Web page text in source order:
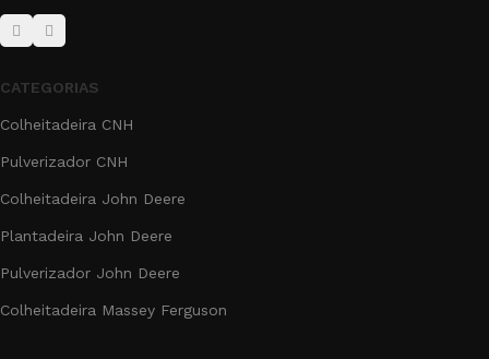
CATEGORIAS
Colheitadeira CNH
Pulverizador CNH
Colheitadeira John Deere
Plantadeira John Deere
Pulverizador John Deere
Colheitadeira Massey Ferguson